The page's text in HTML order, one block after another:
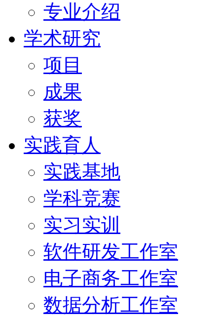
专业介绍
学术研究
项目
成果
获奖
实践育人
实践基地
学科竞赛
实习实训
软件研发工作室
电子商务工作室
数据分析工作室